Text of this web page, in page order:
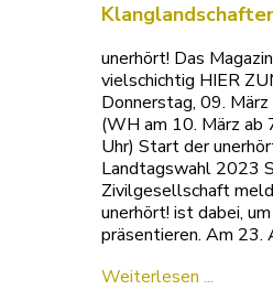
unerhört! Das
vielschichtig HIER
Donnerstag, 09.
(WH am 10. März ab
Uhr) Start der
Landtagswahl 2023
Zivilgesellschaft
unerhört! ist dabei,
präsentieren. Am 23.
Weiterlesen ...